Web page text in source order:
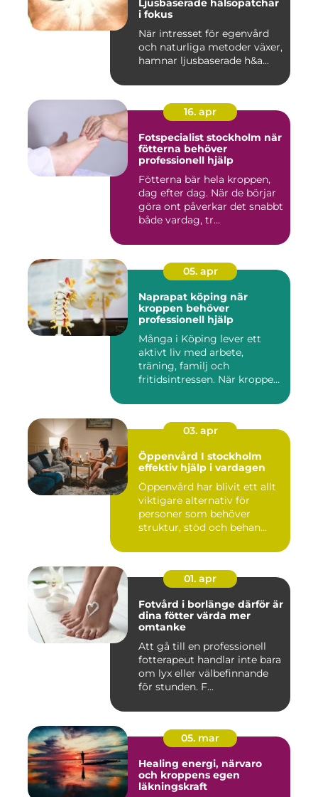
Ljusbaserade hälsopatchar
i fokus
När intresset för egenvård
och naturliga metoder växer,
hamnar ljusbaserade h&a...
16. apr
Fotspecialist stockholm när
fötterna behöver
professionell hjälp
Fötterna bär hela kroppen,
dag efter dag. När de börjar
göra ont påverkar det snabbt
både vardag, tr...
05. apr
Naprapat köping när
kroppen behöver
professionell hjälp
Många i Köping lever ett
aktivt liv med arbete,
träning, familj och
fritidsintressen. När kroppen
03. apr
Öppenvård I stockholm
effektiv hjälp i vardagen
Öppenvård har blivit ett allt
viktigare alternativ för
personer som behöver
struktur, stöd och behan...
01. apr
Fotvård i borlänge därför är
dina fötter värda mer
omtanke
Att gå till en professionell
fotterapeut handlar inte bara
om lyx eller välbefinnande
för stunden. F...
05. mar
Healing energi, närvaro
och kroppens egen
läkningskraft